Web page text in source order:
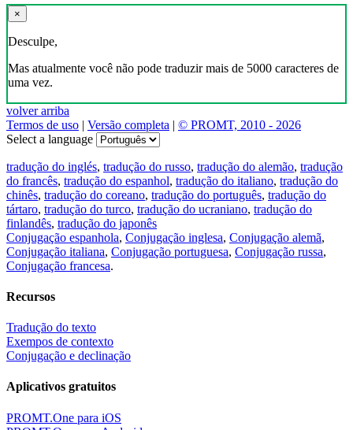
×
Desculpe,
Mas atualmente você não pode traduzir mais de 5000 caracteres de
uma vez.
volver arriba
Termos de uso | Versão completa | © PROMT, 2010 - 2026
Select a language
tradução do inglés, tradução do russo, tradução do alemão, tradução
do francês, tradução do espanhol, tradução do italiano, tradução do
chinês, tradução do coreano, tradução do português, tradução do
tártaro, tradução do turco, tradução do ucraniano, tradução do
finlandês, tradução do japonês
Conjugação espanhola, Conjugação inglesa, Conjugação alemã,
Conjugação italiana, Conjugação portuguesa, Conjugação russa,
Conjugação francesa.
Recursos
Tradução do texto
Exempos de contexto
Conjugação e declinação
Aplicativos gratuitos
PROMT.One para iOS